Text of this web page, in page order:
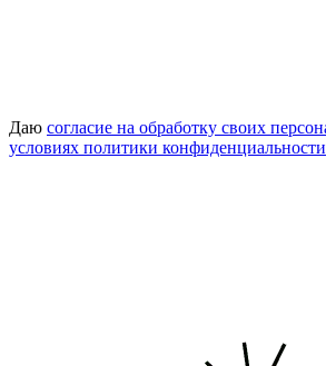
Даю согласие на обработку своих
условиях политики конфиденциальности